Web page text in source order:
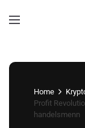
Home
Profit
handelsmenn